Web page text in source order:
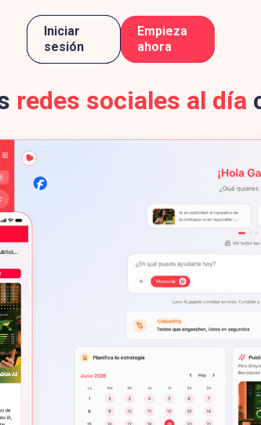
Iniciar
sesión
Empieza
ahora
redes sociales al día